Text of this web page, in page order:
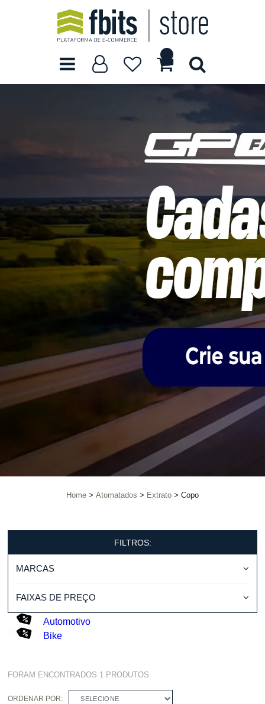
Home Atomatados Extrato Copo
FILTROS:
MARCAS
FAIXAS DE PREÇO
Automotivo
Bike
FORAM ENCONTRADOS 1 PRODUTOS
ORDENAR POR: SELECIONE